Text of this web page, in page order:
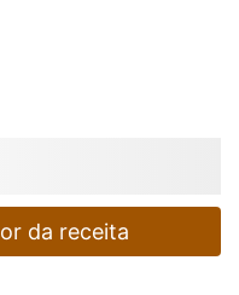
da receita